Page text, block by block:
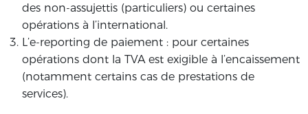
des non-assujettis (particuliers) ou certaines
opérations à l’international.
L’e-reporting de paiement : pour certaines
opérations dont la TVA est exigible à l’encaissement
(notamment certains cas de prestations de
services).